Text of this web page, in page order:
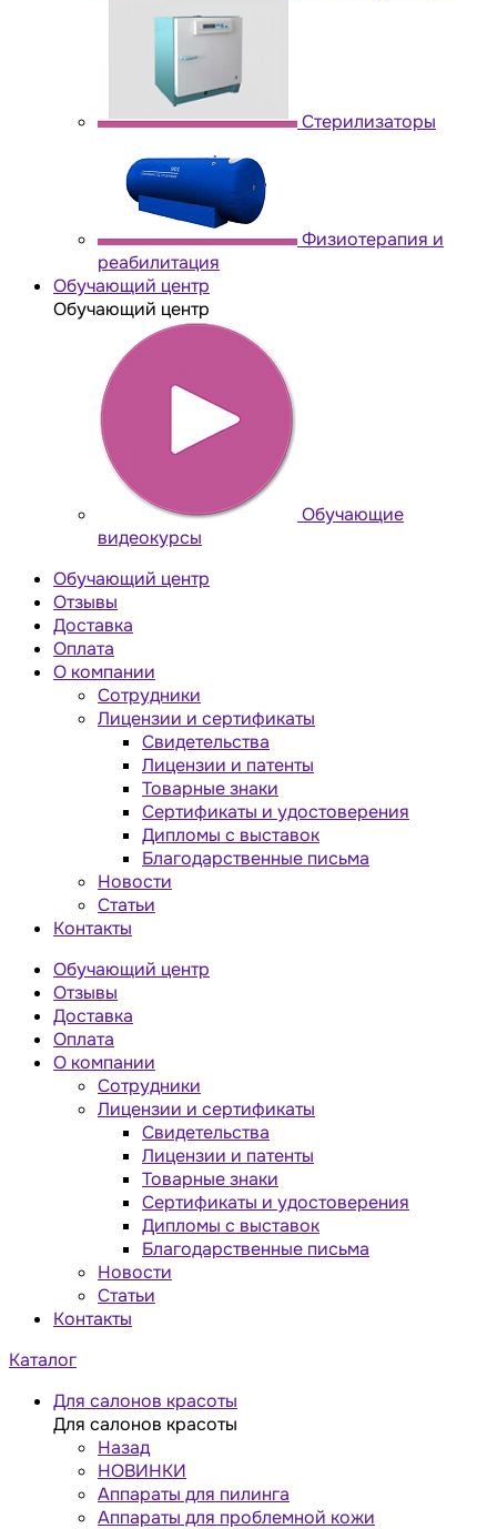
Стерилизаторы
Физиотерапия и
реабилитация
Обучающий центр
Обучающий центр
Обучающие
видеокурсы
Обучающий центр
Отзывы
Доставка
Оплата
О компании
Сотрудники
Лицензии и сертификаты
Свидетельства
Лицензии и патенты
Товарные знаки
Сертификаты и удостоверения
Дипломы с выставок
Благодарственные письма
Новости
Статьи
Контакты
Обучающий центр
Отзывы
Доставка
Оплата
О компании
Сотрудники
Лицензии и сертификаты
Свидетельства
Лицензии и патенты
Товарные знаки
Сертификаты и удостоверения
Дипломы с выставок
Благодарственные письма
Новости
Статьи
Контакты
Каталог
Для салонов красоты
Для салонов красоты
Назад
НОВИНКИ
Аппараты для пилинга
Аппараты для проблемной кожи